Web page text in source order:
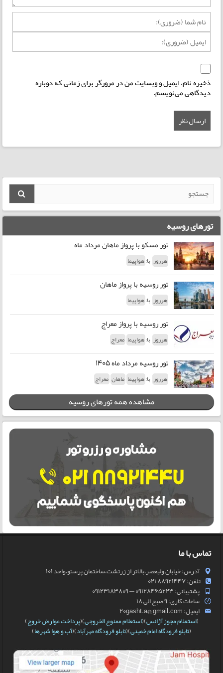
ذخیره نام، ایمیل و وبسایت من در مرورگر برای زمانی که دوباره
دیدگاهی می‌نویسم.
تورهای روسیه
تور مسکو با پرواز ماهان مرداد ماه
هرروز با:هواپیما
تور روسیه با پرواز ماهان
هرروز با:هواپیما
تور روسیه با پرواز معراج
هرروز با:هواپیما معراج
تور روسیه مرداد ماه 1405
هرروز با:هواپیما ماهان معراج
مشاهده همه تورهای روسیه
تماس با ما
آدرس: خیابان ولیعصر،بالاتر از زرتشت،ساختمان پرستو،واحد 101
تلفن: 88921447 021
پشتیبانی: 09128465223 — 09123183809
ساعات کاری: 9 صبح الی 18
ایمیل: 20gasht.a@ gmail.com
(استعلام مجوز آژانس)(استعلام ممنوع الخروجی)(پرداخت عوارض خروج)
(تابلو فرودگاه امام خمینی)(تابلو فرودگاه مهرآباد)(آب و هوا شهرها)